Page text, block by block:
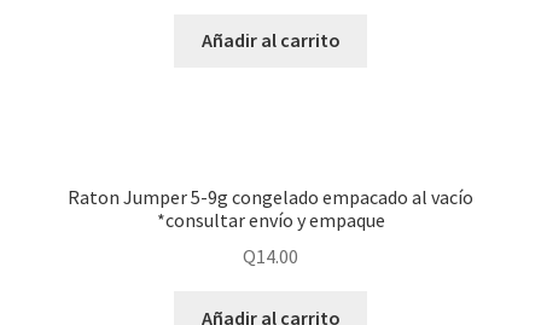
Añadir al carrito
Raton Jumper 5-9g congelado empacado al vacío
*consultar envío y empaque
Q14.00
Añadir al carrito